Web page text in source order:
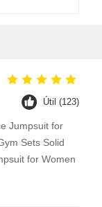
Útil (123)
Jumpsuit for
Sets Solid
for Women